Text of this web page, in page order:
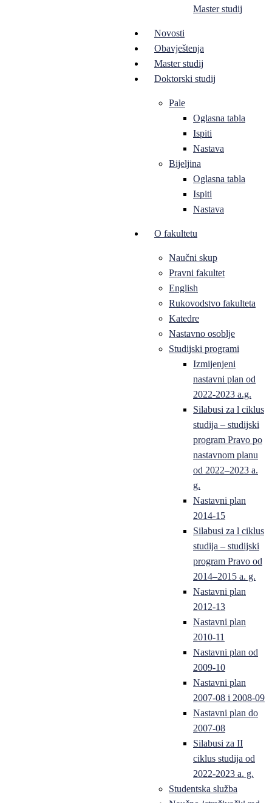
Master studij
Novosti
Obavještenja
Master studij
Doktorski studij
Pale
Oglasna tabla
Ispiti
Nastava
Bijeljina
Oglasna tabla
Ispiti
Nastava
O fakultetu
Naučni skup
Pravni fakultet
English
Rukovodstvo fakulteta
Katedre
Nastavno osoblje
Studijski programi
Izmijenjeni
nastavni plan od
2022-2023 a.g.
Silabusi za l ciklus
studija – studijski
program Pravo po
nastavnom planu
od 2022–2023 a.
g.
Nastavni plan
2014-15
Silabusi za l ciklus
studija – studijski
program Pravo od
2014–2015 a. g.
Nastavni plan
2012-13
Nastavni plan
2010-11
Nastavni plan od
2009-10
Nastavni plan
2007-08 i 2008-09
Nastavni plan do
2007-08
Silabusi za II
ciklus studija od
2022-2023 a. g.
Studentska služba